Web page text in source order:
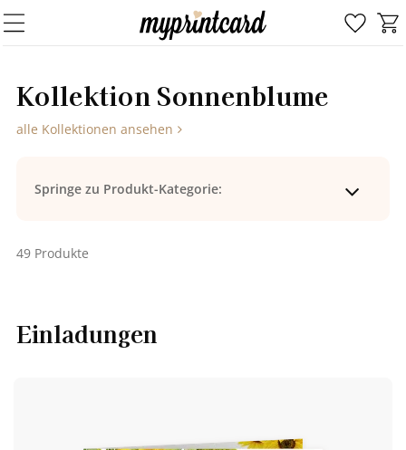
Kol­lek­ti­on Son­nen­blu­me
alle Kollektionen ansehen
Springe zu Produkt-Kategorie:
49 Produkte
Einladungen